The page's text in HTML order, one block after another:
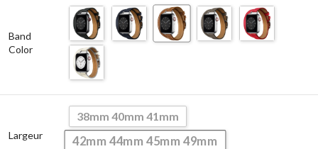
Band
Color
Largeur
38mm 40mm 41mm
42mm 44mm 45mm 49mm